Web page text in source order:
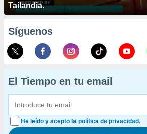
Tailandia.
Síguenos
El Tiempo en tu email
He leído y acepto la política de privacidad.